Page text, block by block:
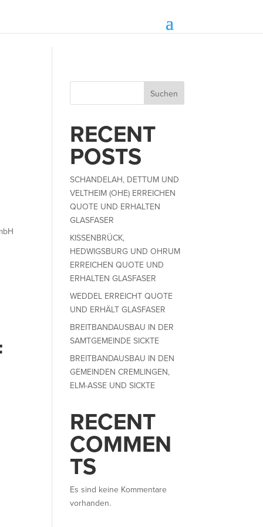
Suchen
RECENT
POSTS
SCHANDELAH, DETTUM UND
VELTHEIM (OHE) ERREICHEN
QUOTE UND ERHALTEN
GLASFASER
KISSENBRÜCK,
HEDWIGSBURG UND OHRUM
ERREICHEN QUOTE UND
ERHALTEN GLASFASER
WEDDEL ERREICHT QUOTE
UND ERHÄLT GLASFASER
BREITBANDAUSBAU IN DER
SAMTGEMEINDE SICKTE
BREITBANDAUSBAU IN DEN
GEMEINDEN CREMLINGEN,
ELM-ASSE UND SICKTE
RECENT
COMMEN
TS
Es sind keine Kommentare
vorhanden.